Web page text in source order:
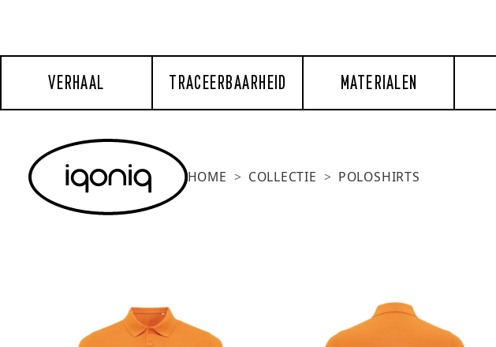
VERHAAL TRACEERBAARHEID MATERIALEN
HOME COLLECTIE POLOSHIRTS